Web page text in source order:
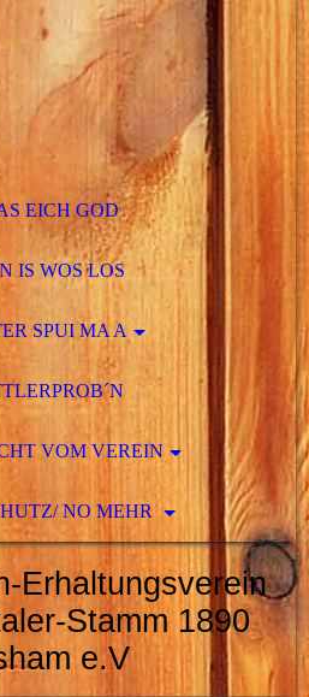
EICH GOD
IS WOS LOS
SPUI MA A
VOM VEREIN
NO MEHR
Erhaltungsverein
Stamm 1890
e.V